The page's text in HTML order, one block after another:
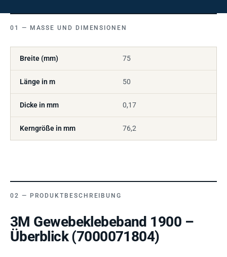
MASSE UND DIMENSIONEN
Breite (mm) 75
Länge in m 50
Dicke in mm 0,17
Kerngröße in mm 76,2
PRODUKTBESCHREIBUNG
3M Gewebeklebeband 1900 –
Überblick (7000071804)